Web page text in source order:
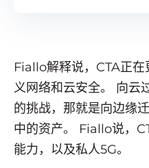
Fiallo解释说，CTA正
义网络和云安全。 向云
的挑战，那就是向边缘
中的资产。 Fiallo说，
能力，以及私人5G。